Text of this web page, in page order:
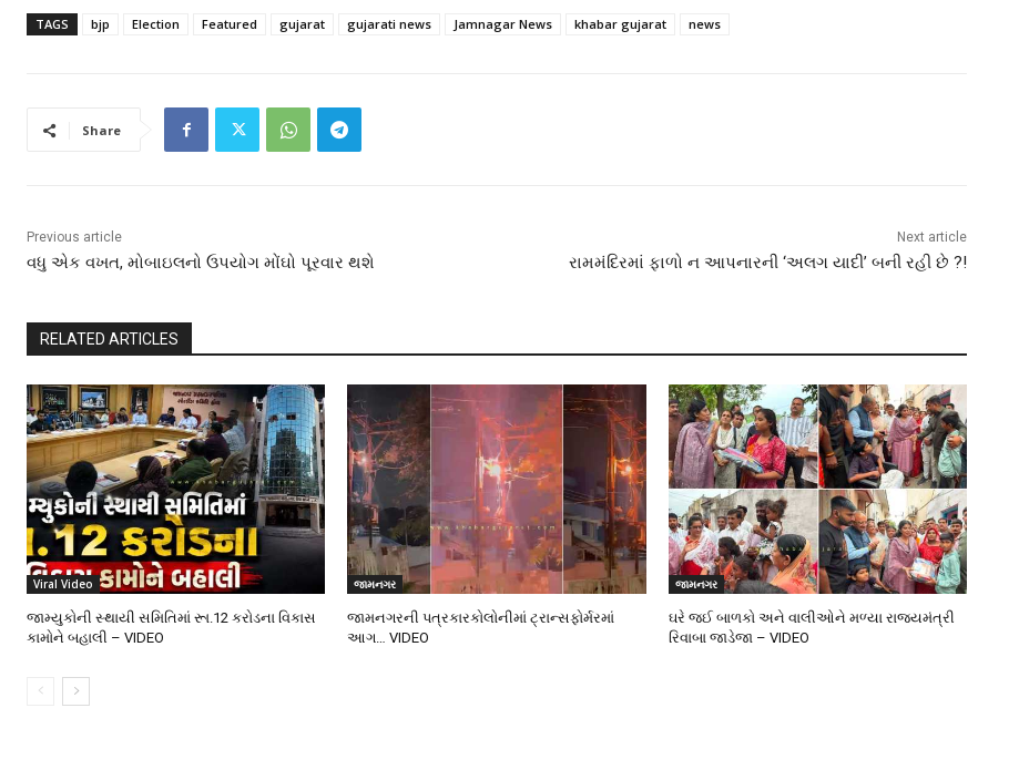
TAGS bjp Election Featured gujarat gujarati news Jamnagar News khabar gujarat news
Share
Previous article
વધુ એક વખત, મોબાઇલનો ઉપયોગ મોંઘો પૂરવાર થશે
Next article
રામમંદિરમાં ફાળો ન આપનારની ‘અલગ યાદી’ બની રહી છે ?!
RELATED ARTICLES
Viral Video
જામ્યુકોની સ્થાયી સમિતિમાં રૂા.12 કરોડના વિકાસ
કામોને બહાલી – VIDEO
જામનગર
જામનગરની પત્રકારકોલોનીમાં ટ્રાન્સફોર્મરમાં
આગ… VIDEO
જામનગર
ઘરે જઈ બાળકો અને વાલીઓને મળ્યા રાજ્યમંત્રી
રિવાબા જાડેજા – VIDEO